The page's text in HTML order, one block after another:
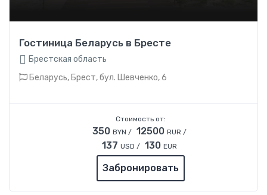
Гостиница Беларусь в Бресте
Брестская область
Беларусь, Брест,бул. Шевченко, 6
Стоимость от:
350 BYN / 12500 RUR /
137 USD / 130 EUR
Забронировать